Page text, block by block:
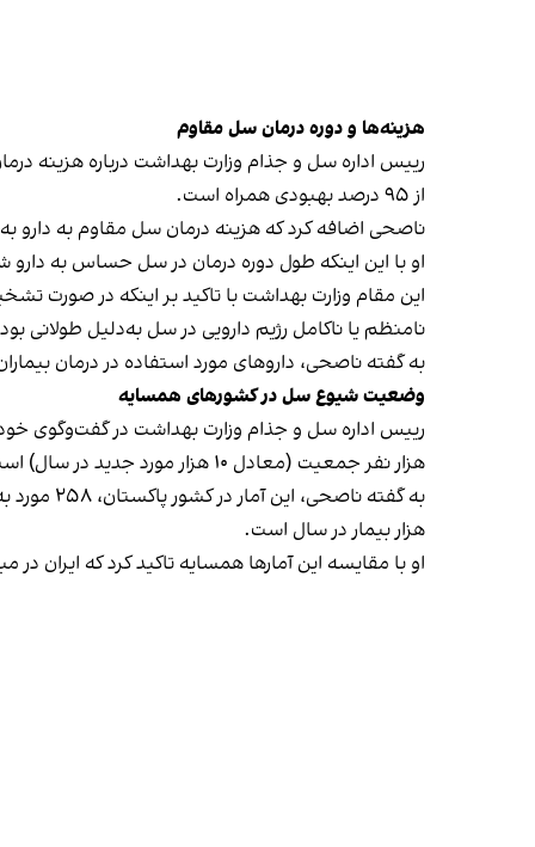
هزینه‌ها و دوره درمان سل مقاوم
رییس اداره سل و جذام وزارت بهداشت درباره هزینه
از ۹۵ درصد بهبودی همراه است.
ناصحی اضافه کرد که هزینه درمان سل مقاوم به دارو به طور متوسط ۵۰۰ میلیون تومان با ۶۰
او با این اینکه طول دوره درمان در سل حساس به دارو شش
این مقام وزارت بهداشت با تاکید بر اینکه در صورت
نامنظم یا ناکامل رژیم دارویی در سل به‌دلیل طولانی بودن دوره درمان (که حداقل ۶ ماه بطول
به گفته ناصحی، داروهای مورد استفاده در درمان
وضعیت شیوع سل در کشورهای همسایه
هزار نفر جمعیت (معادل ۱۰ هزار مورد جدید در سال) است.
هزار بیمار در سال است.
او با مقایسه این آمارها همسایه تاکید کرد که ایران